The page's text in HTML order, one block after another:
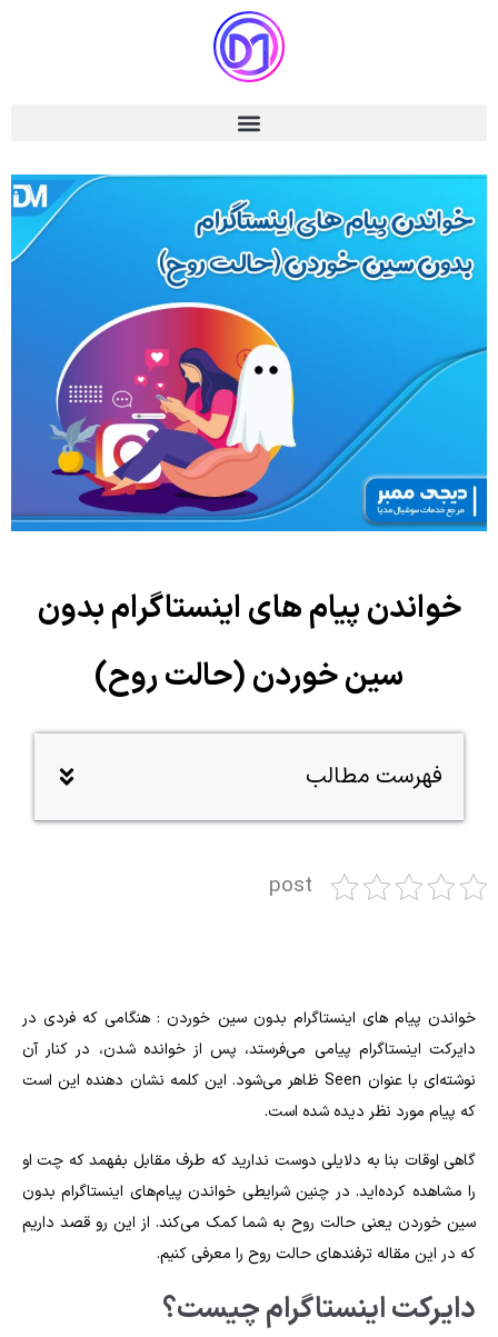
خواندن پیام های اینستاگرام بدون
سین خوردن (حالت روح)
فهرست مطالب
post
خواندن پیام های اینستاگرام بدون سین خوردن : هنگامی که فردی در
دایرکت اینستاگرام پیامی می‌فرستد، پس از خوانده شدن، در کنار آن
نوشته‌ای با عنوان Seen ظاهر می‌شود. این کلمه نشان دهنده این است
که پیام مورد نظر دیده شده است.
گاهی اوقات بنا به دلایلی دوست ندارید که طرف مقابل بفهمد که چت او
را مشاهده کرده‌اید. در چنین شرایطی خواندن پیام‌های اینستاگرام بدون
سین خوردنیعنی حالت روح به شما کمک می‌کند. از این رو قصد داریم
که در این مقاله ترفندهای حالت روح را معرفی کنیم.
دایرکت اینستاگرام چیست؟